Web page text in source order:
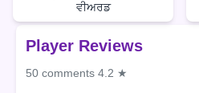
ਵੀਅਰਡ
Player Reviews
50 comments 4.2 ★